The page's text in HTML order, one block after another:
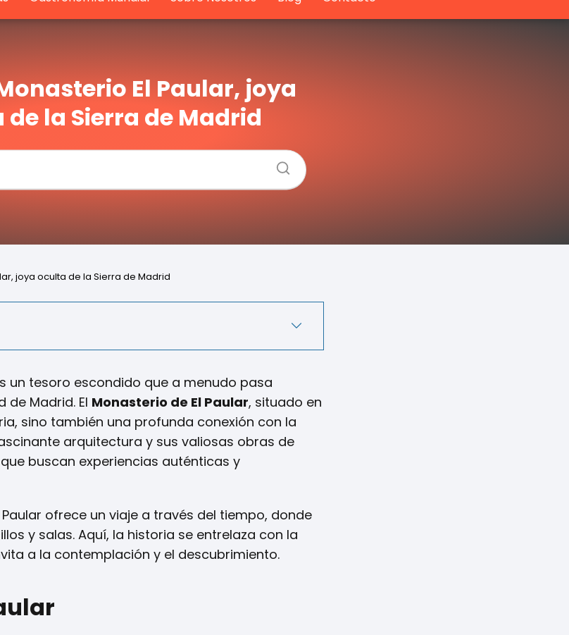
El Paular, joya
la Sierra de Madrid
joya oculta de la Sierra de Madrid
un tesoro escondido que a menudo pasa
Madrid. El Monasterio de El Paular, situado en
sino también una profunda conexión con la
arquitectura y sus valiosas obras de
buscan experiencias auténticas y
ofrece un viaje a través del tiempo, donde
y salas. Aquí, la historia se entrelaza con la
a la contemplación y el descubrimiento.